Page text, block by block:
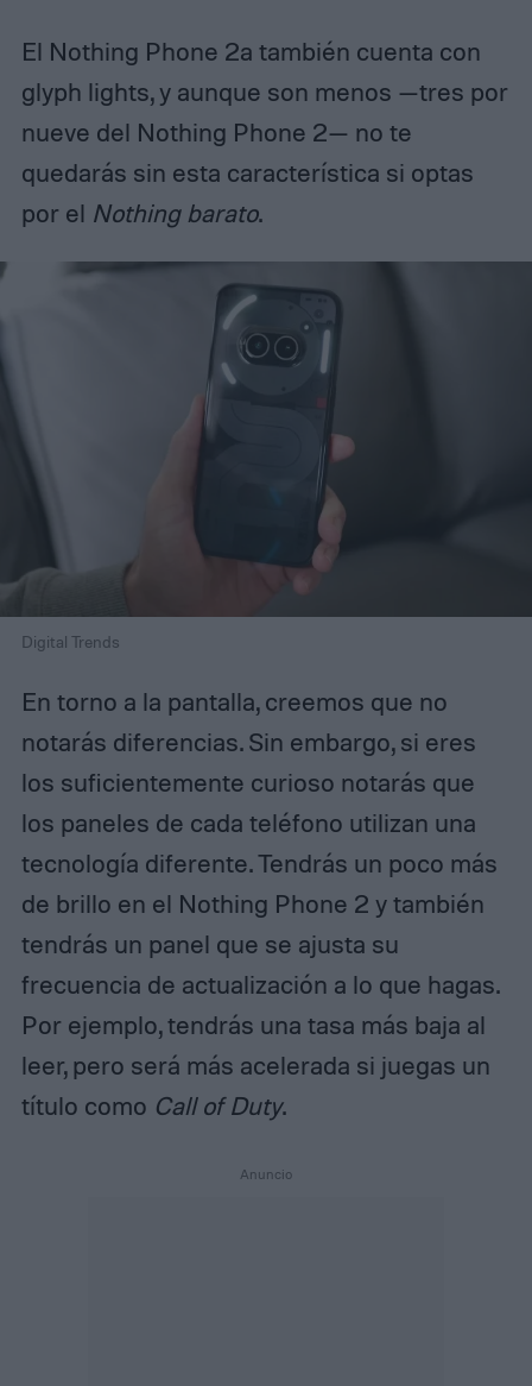
El Nothing Phone 2a también cuenta con
glyph lights, y aunque son menos —tres por
nueve del Nothing Phone 2— no te
quedarás sin esta característica si optas
por el Nothing barato.
Digital Trends
En torno a la pantalla, creemos que no
notarás diferencias. Sin embargo, si eres
los suficientemente curioso notarás que
los paneles de cada teléfono utilizan una
tecnología diferente. Tendrás un poco más
de brillo en el Nothing Phone 2 y también
tendrás un panel que se ajusta su
frecuencia de actualización a lo que hagas.
Por ejemplo, tendrás una tasa más baja al
leer, pero será más acelerada si juegas un
título como Call of Duty.